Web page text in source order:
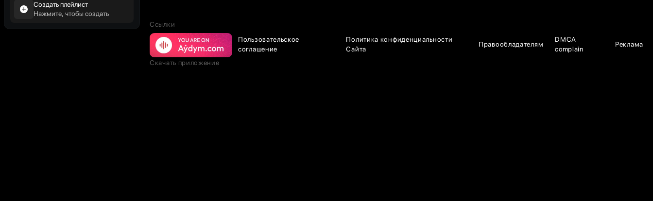
Создать плейлист
Нажмите, чтобы создать
Ссылки
Пользовательское
соглашение
Политика конфиденциальности
Сайта
Правообладателям
DMCA
complain
Реклама
Скачать приложение